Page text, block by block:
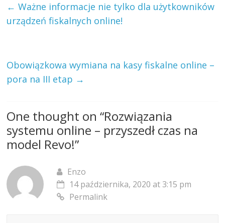
← Ważne informacje nie tylko dla użytkowników
urządzeń fiskalnych online!
Obowiązkowa wymiana na kasy fiskalne online –
pora na III etap →
One thought on “Rozwiązania
systemu online – przyszedł czas na
model Revo!”
Enzo
14 października, 2020 at 3:15 pm
Permalink